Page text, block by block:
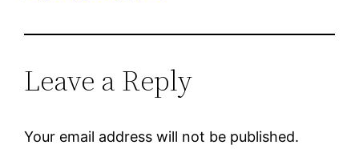
Leave a Reply
Your email address will not be published.